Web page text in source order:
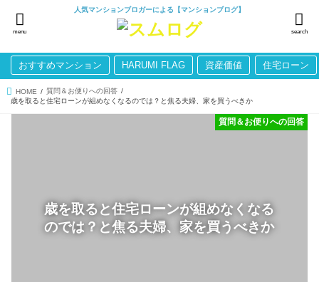
人気マンションブロガーによる【マンションブログ】
search
menu
おすすめマンション HARUMI FLAG 資産価値 住宅ローン
HOME
質問＆お便りへの回答
歳を取ると住宅ローンが組めなくなるのでは？と焦る夫婦、家を買うべきか
歳を取ると住宅ローンが組めなくなる
のでは？と焦る夫婦、家を買うべきか
質問＆お便りへの回答